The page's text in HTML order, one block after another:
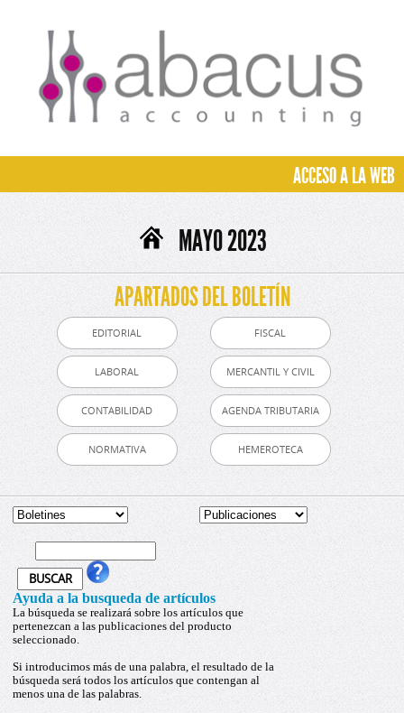
ACCESO A LA WEB
MAYO 2023
APARTADOS DEL BOLETÍN
EDITORIAL FISCAL
LABORAL MERCANTIL Y CIVIL
CONTABILIDAD AGENDA TRIBUTARIA
NORMATIVA HEMEROTECA
Ayuda a la busqueda de artículos
La búsqueda se realizará sobre los artículos que
pertenezcan a las publicaciones del producto
seleccionado.
Si introducimos más de una palabra, el resultado de la
búsqueda será todos los artículos que contengan al
menos una de las palabras.